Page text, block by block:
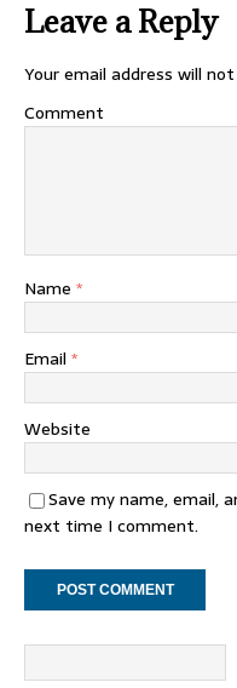
Leave a Reply
Your email address will
Comment
Name *
Email *
Website
Save my name, email,
next time I comment.